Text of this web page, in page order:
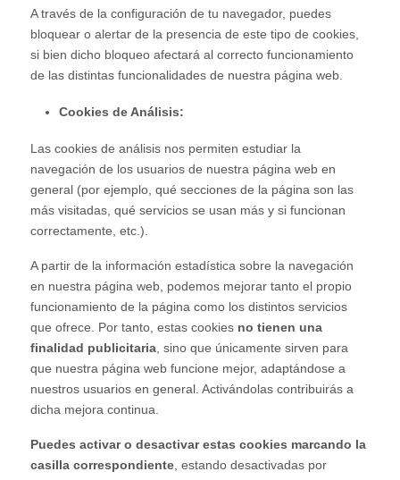
A través de la configuración de tu navegador, puedes
bloquear o alertar de la presencia de este tipo de cookies,
si bien dicho bloqueo afectará al correcto funcionamiento
de las distintas funcionalidades de nuestra página web.
Cookies de Análisis:
Las cookies de análisis nos permiten estudiar la
navegación de los usuarios de nuestra página web en
general (por ejemplo, qué secciones de la página son las
más visitadas, qué servicios se usan más y si funcionan
correctamente, etc.).
A partir de la información estadística sobre la navegación
en nuestra página web, podemos mejorar tanto el propio
funcionamiento de la página como los distintos servicios
que ofrece. Por tanto, estas cookies no tienen una
finalidad publicitaria , sino que únicamente sirven para
que nuestra página web funcione mejor, adaptándose a
nuestros usuarios en general. Activándolas contribuirás a
dicha mejora continua.
Puedes activar o desactivar estas cookies marcando la
casilla correspondiente , estando desactivadas por